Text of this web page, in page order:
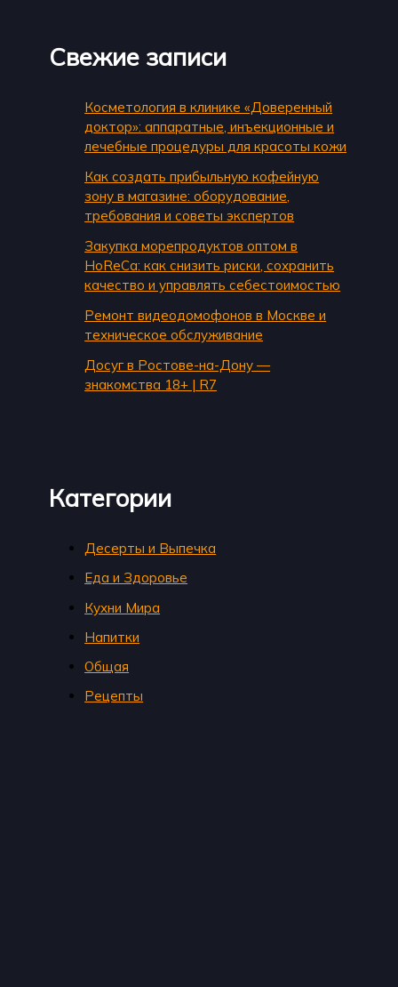
Свежие записи
Косметология в клинике «Доверенный
доктор»: аппаратные, инъекционные и
лечебные процедуры для красоты кожи
Как создать прибыльную кофейную
зону в магазине: оборудование,
требования и советы экспертов
Закупка морепродуктов оптом в
HoReCa: как снизить риски, сохранить
качество и управлять себестоимостью
Ремонт видеодомофонов в Москве и
техническое обслуживание
Досуг в Ростове-на-Дону —
знакомства 18+ | R7
Категории
Десерты и Выпечка
Еда и Здоровье
Кухни Мира
Напитки
Общая
Рецепты